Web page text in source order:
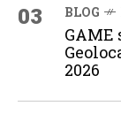
03 BLOG
GAME
2026